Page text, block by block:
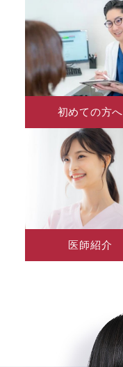
初めての方へ
医師紹介